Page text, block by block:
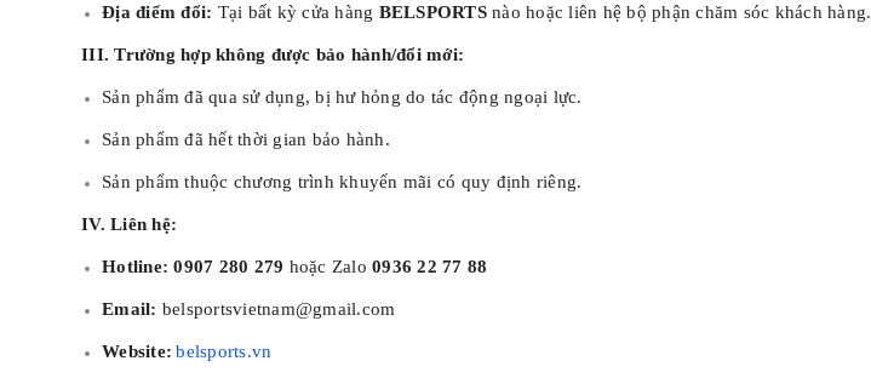
Địa điểm đổi: Tại bất kỳ cửa hàng BELSPORTSnào hoặc liên hệ bộ phận chăm sóc khách hàng.
III. Trường hợp không được bảo hành/đổi mới:
Sản phẩm đã qua sử dụng, bị hư hỏng do tác động ngoại lực.
Sản phẩm đã hết thời gian bảo hành.
Sản phẩm thuộc chương trình khuyến mãi có quy định riêng.
IV. Liên hệ:
Hotline: 0907 280 279 hoặc Zalo 0936 22 77 88
Email: belsportsvietnam@gmail.com
Website: belsports.vn